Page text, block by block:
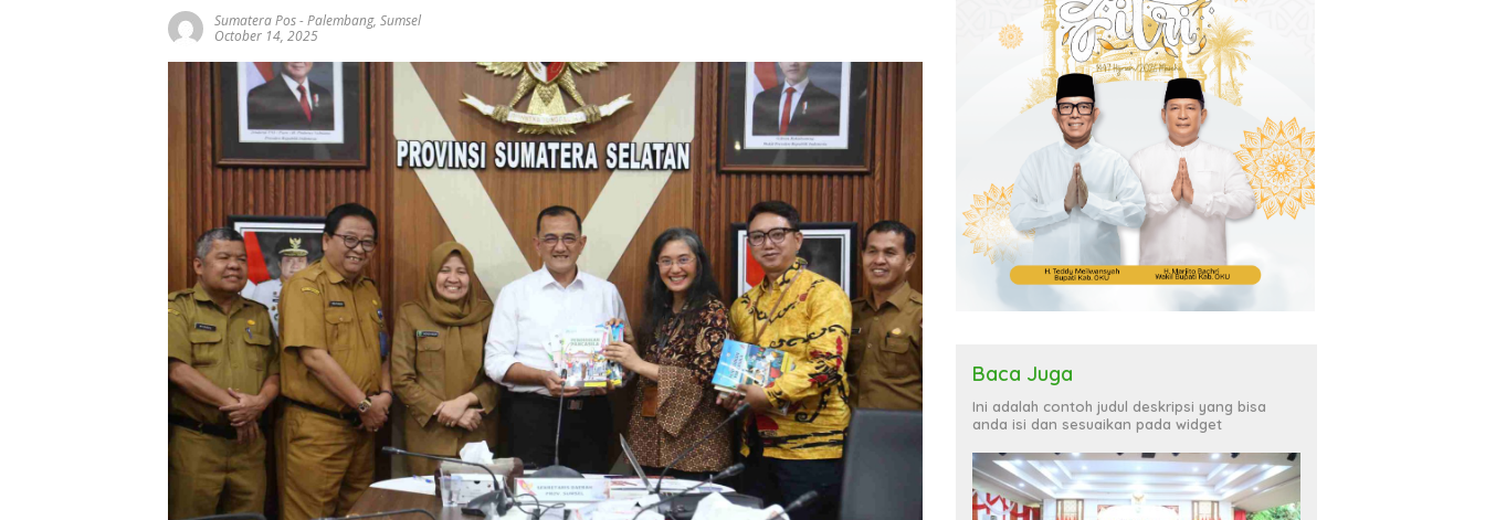
Sumatera Pos-Palembang, Sumsel
October 14, 2025
Baca Juga
Ini adalah contoh judul deskripsi yang bisa
anda isi dan sesuaikan pada widget